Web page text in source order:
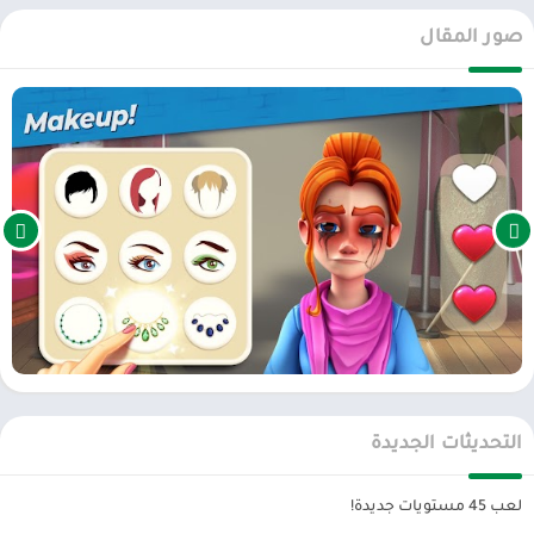
سيحتاج اللاعبون إلى نجوم لتزيين شيء ما ولكن يتم تقديم ثلاثة نماذج بألوان
مختلفة لإرضاء تغيير المنزل. لا يقتصر الأمر على تزيين الأثاث فحسب ، بل
سيتعين على اللاعب استخدام النجمة لتنظيف كل الحطام أو التقدم في
القصة. سيغطي منزل اللاعب العديد من المناطق المختلفة ، وسيتم
استخدام كل منها في المستقبل ، حتى أنه يمنح اللاعبين المزيد من
المفاجآت والترفيه طوال الرحلة.
قصة مثيرة ومثيرة
مؤامرةpenny & flo finding home
ستقود اللاعبين للتنقل والتفاعل مع
الكائنات واستكشاف الوظائف والتعرف على شخصيات جديدة. التفاعل بين
الشخصيات مثير للإعجاب أيضًا ، حيث أن لكل منهم قصته ، ويمكن
استرجاعها بسهولة لمنح اللاعبين مشاعر لا حصر لها. يمكن للاعبين
الاستمتاع بقصة العديد من الشخصيات المختلفة ، مع اختلاف الوقت
واللعب مما يجعل اللعبة أكثر ثراءً من أي وقت مضى.
لاستكشاف والاستمتاع بألغاز المطابقة الثلاثية. تستخدم اللعبة رسومات
صور المقال
التحديثات الجديدة
لعب 45 مستويات جديدة!